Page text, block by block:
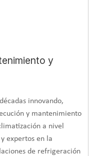
y
innovando,
y mantenimiento
a nivel
expertos en la
de refrigeración